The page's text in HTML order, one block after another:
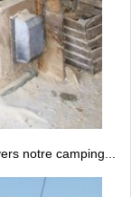
notre camping...